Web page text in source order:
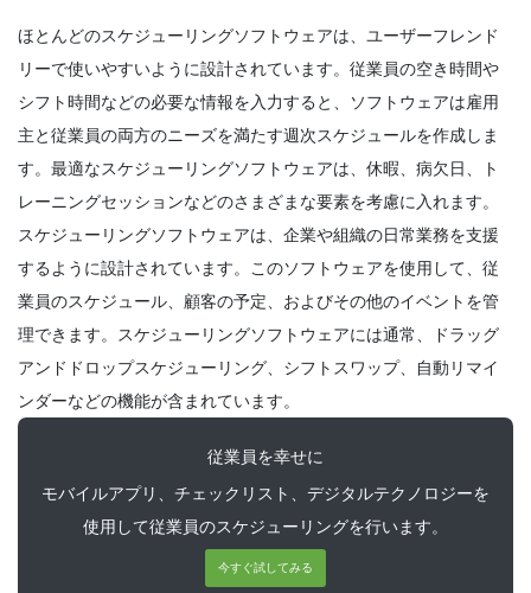
Michelle Jaco Oct 12, 2020
Scheduling
あなたが簡単にあなたの端にスケジューリ
ングミスを避けることができる一般的な従
業員の
Scheduling
あなたがレストランを管理
Michelle Jaco Oct 12, 2020
あなたのビジネスのための仕事のスケジュ
ールの5つの異なる形式従業員の
Michelle Jaco Oct 12, 2020
ほとんどのスケジューリングソフトウェアは、ユーザーフレンド
リーで使いやすいように設計されています。従業員の空き時間や
シフト時間などの必要な情報を入力すると、ソフトウェアは雇用
主と従業員の両方のニーズを満たす週次スケジュールを作成しま
す。最適なスケジューリングソフトウェアは、休暇、病欠日、ト
レーニングセッションなどのさまざまな要素を考慮に入れます。
スケジューリングソフトウェアは、企業や組織の日常業務を支援
するように設計されています。このソフトウェアを使用して、従
業員のスケジュール、顧客の予定、およびその他のイベントを管
理できます。スケジューリングソフトウェアには通常、ドラッグ
アンドドロップスケジューリング、シフトスワップ、自動リマイ
ンダーなどの機能が含まれています。
従業員を幸せに
モバイルアプリ、チェックリスト、デジタルテクノロジーを
使用して従業員のスケジューリングを行います。
今すぐ試してみる